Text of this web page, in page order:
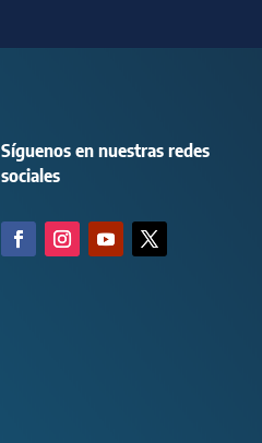
Síguenos en nuestras redes
sociales